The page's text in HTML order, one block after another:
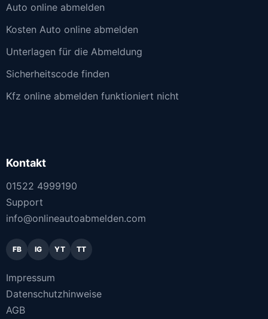
Auto online abmelden
Kosten Auto online abmelden
Unterlagen für die Abmeldung
Sicherheitscode finden
Kfz online abmelden funktioniert nicht
Kontakt
01522 4999190
Support
info@onlineautoabmelden.com
FB IG YT TT
Impressum
Datenschutzhinweise
AGB